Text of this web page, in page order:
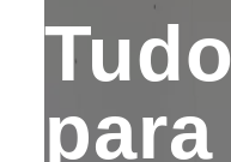
Tudo
para